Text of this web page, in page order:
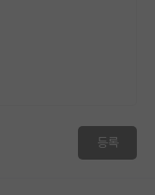
등록